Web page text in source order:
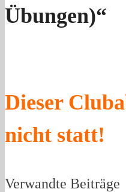
Übungen)“
Dieser
nicht statt!
Verwandte Beiträge